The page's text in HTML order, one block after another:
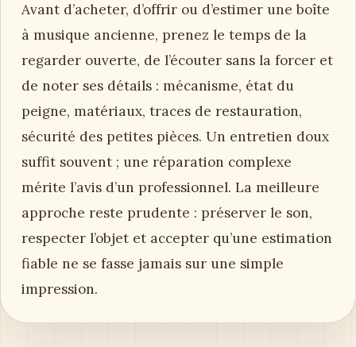
Avant d’acheter, d’offrir ou d’estimer une boîte
à musique ancienne, prenez le temps de la
regarder ouverte, de l’écouter sans la forcer et
de noter ses détails : mécanisme, état du
peigne, matériaux, traces de restauration,
sécurité des petites pièces. Un entretien doux
suffit souvent ; une réparation complexe
mérite l’avis d’un professionnel. La meilleure
approche reste prudente : préserver le son,
respecter l’objet et accepter qu’une estimation
fiable ne se fasse jamais sur une simple
impression.